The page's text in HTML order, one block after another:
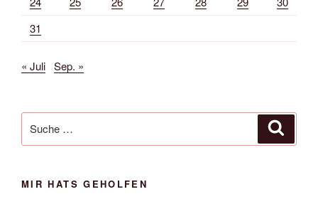
31
« Juli Sep. »
nach:
MIR HATS GEHOLFEN